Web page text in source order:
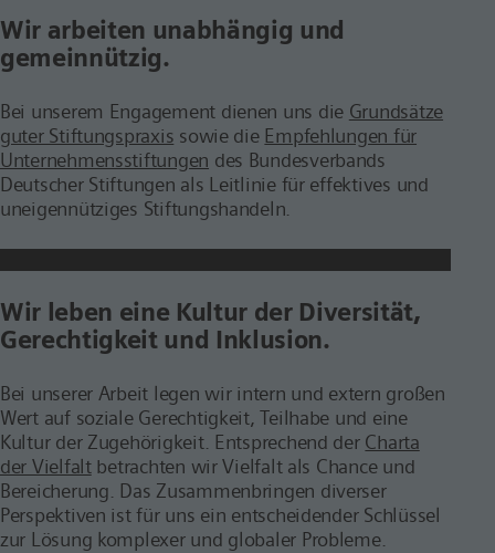
Wir arbeiten unabhängig und
gemeinnützig.
Bei unserem Engagement dienen uns die Grundsätze
guter Stiftungspraxis sowie die Empfehlungen für
Unternehmensstiftungen des Bundesverbands
Deutscher Stiftungen als Leitlinie für effektives und
uneigennütziges Stiftungshandeln.
Wir leben eine Kultur der Diversität,
Gerechtigkeit und Inklusion.
Bei unserer Arbeit legen wir intern und extern großen
Wert auf soziale Gerechtigkeit, Teilhabe und eine
Kultur der Zugehörigkeit. Entsprechend der Charta
der Vielfaltbetrachten wir Vielfalt als Chance und
Bereicherung. Das Zusammenbringen diverser
Perspektiven ist für uns ein entscheidender Schlüssel
zur Lösung komplexer und globaler Probleme.